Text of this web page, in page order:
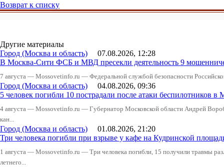
Возврат к списку
Другие материалы
Город (Москва и область) 07.08.2026, 12:28
В Москва-Сити ФСБ и МВД пресекли деятельность 9
7 августа — Mossovetinfo.ru — Федеральной службой безопасности
Город (Москва и область) 04.08.2026, 09:36
5 человек погибли 10 пострадали после атаки беспилотников в
4 августа — Mossovetinfo.ru — Губернатор Московской области Андрей
кан...
Город (Москва и область) 01.08.2026, 21:20
Три человека погибли при взрыве у кафе на Кудринской
1 августа — Mossovetinfo.ru — Три человека погибли, 15 получили травмы
летнего...